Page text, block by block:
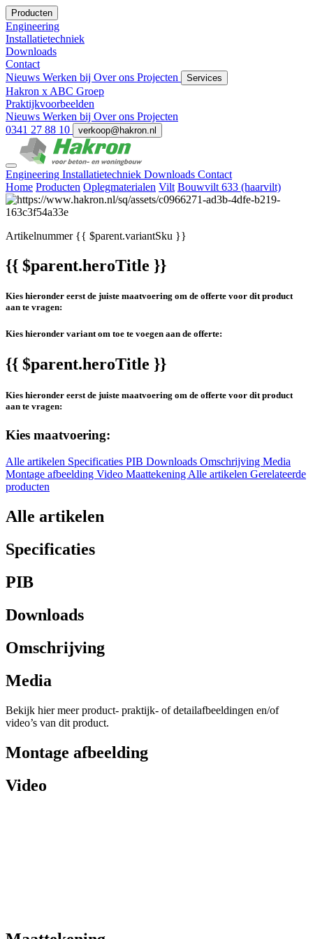
Producten
Engineering
Installatietechniek
Downloads
Contact
Nieuws Werken bij Over ons Projecten Services
Hakron x ABC Groep
Praktijkvoorbeelden
Nieuws Werken bij Over ons Projecten
0341 27 88 10
verkoop@hakron.nl
Engineering Installatietechniek Downloads Contact
Home Producten Oplegmaterialen Vilt Bouwvilt 633 (haarvilt)
Artikelnummer{{ $parent.variantSku }}
{{ $parent.heroTitle }}
Kies hieronder eerst de juiste maatvoering om de offerte voor dit product
aan te vragen:
Kies hieronder variant om toe te voegen aan de offerte:
{{ $parent.heroTitle }}
Kies hieronder eerst de juiste maatvoering om de offerte voor dit product
aan te vragen:
Kies maatvoering:
Alle artikelen Specificaties PIB Downloads Omschrijving Media
Montage afbeelding Video MaattekeningAlle artikelen Gerelateerde
producten
Alle artikelen
Specificaties
PIB
Downloads
Omschrijving
Media
Bekijk hier meer product- praktijk- of detailafbeeldingen en/of
video’s van dit product.
Montage afbeelding
Video